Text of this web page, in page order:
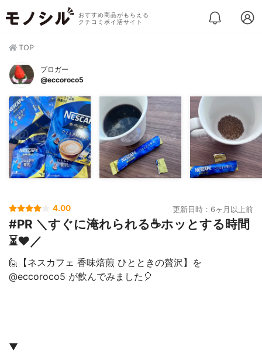
おすすめ商品がもらえる
クチコミポイ活サイト
TOP
ブロガー
@eccoroco5
4.00 更新日時：6ヶ月以上前
#PR ＼すぐに淹れられる☕️ホッとする時間
⏳❤️／
🙋【ネスカフェ 香味焙煎 ひとときの贅沢】を
@eccoroco5 が飲んでみました🎈
▼